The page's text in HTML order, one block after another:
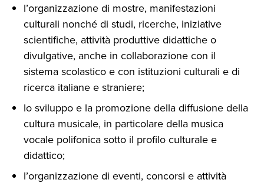
l’organizzazione di mostre, manifestazioni
culturali nonché di studi, ricerche, iniziative
scientifiche, attività produttive didattiche o
divulgative, anche in collaborazione con il
sistema scolastico e con istituzioni culturali e di
ricerca italiane e straniere;
lo sviluppo e la promozione della diffusione della
cultura musicale, in particolare della musica
vocale polifonica sotto il profilo culturale e
didattico;
l’organizzazione di eventi, concorsi e attività